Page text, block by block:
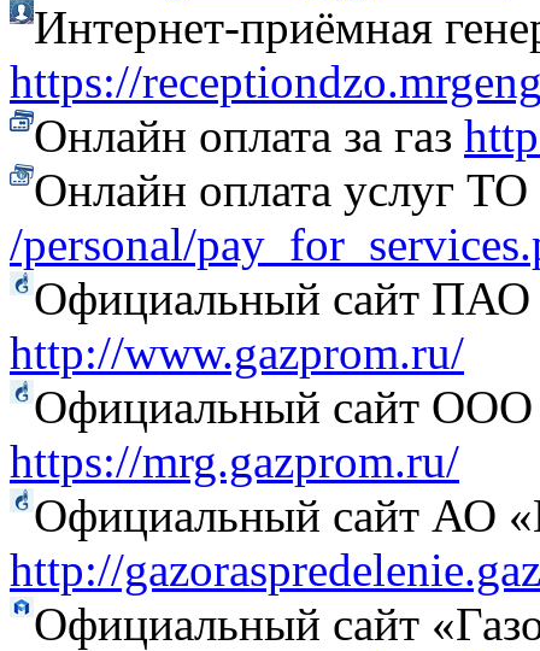
Интернет-приёмная
https://
Онлайн оплата за газ
Онлайн оплата услуг
/personal/
Официальный сайт ПАО
http://www.gazprom.ru/
Официальный сайт ООО
https://mrg.gazprom.ru/
Официальный сайт АО
http://
Официальный сайт